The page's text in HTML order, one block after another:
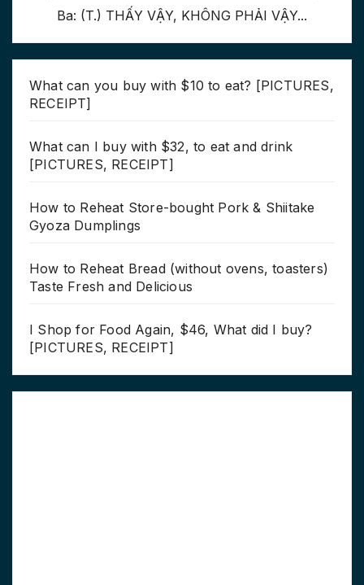
Ba: (T.) THẤY VẬY, KHÔNG PHẢI VẬY...
What can you buy with $10 to eat? [PICTURES,
RECEIPT]
What can I buy with $32, to eat and drink
[PICTURES, RECEIPT]
How to Reheat Store-bought Pork & Shiitake
Gyoza Dumplings
How to Reheat Bread (without ovens, toasters)
Taste Fresh and Delicious
I Shop for Food Again, $46, What did I buy?
[PICTURES, RECEIPT]